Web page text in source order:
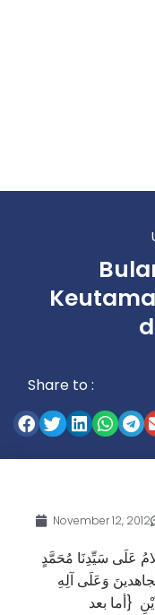
Share to :
November 12, 2012
عَلَى سَيِّدِنَا مُحَمَّدٍ
وَعَلَى آلِهِ
{أما بعد